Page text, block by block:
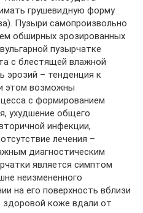
грушевидную форму
Пузыри самопроизвольно
обширных эрозированных
пузырчатке
с блестящей влажной
эрозий – тенденция к
этом возможны
с формированием
ухудшение общего
инфекции,
лечения –
диагностическим
является симптом
неизмененного
на его поверхность вблизи
коже вдали от